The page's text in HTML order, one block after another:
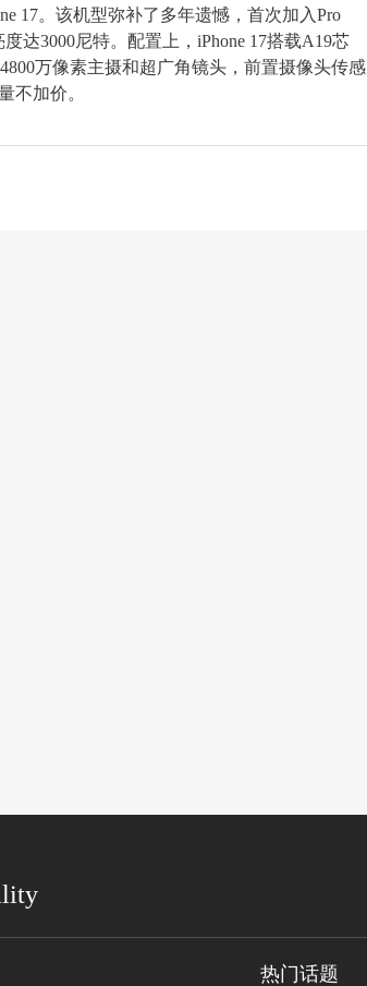
17。该机型弥补了多年遗憾，首次加入Pro
达3000尼特。配置上，iPhone 17搭载A19芯
万像素主摄和超广角镜头，前置摄像头传感
不加价。
热门话题